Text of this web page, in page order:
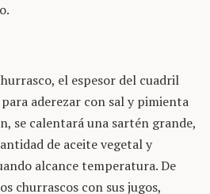
el espesor del cuadril
aderezar con sal y pimienta
se calentará una sartén grande,
de aceite vegetal y
alcance temperatura. De
churrascos con sus jugos,